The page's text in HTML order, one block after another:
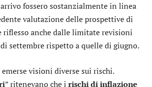
fossero sostanzialmente in linea
valutazione delle prospettive di
riflesso anche dalle limitate revisioni
settembre rispetto a quelle di giugno.
visioni diverse sui rischi.
” ritenevano che i rischi di inflazione